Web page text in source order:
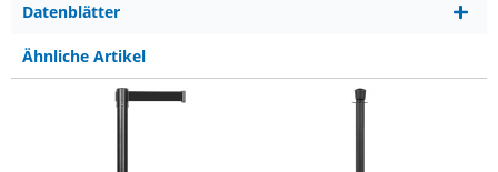
Datenblätter
Ähnliche Artikel